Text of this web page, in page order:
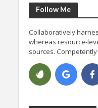
Follow Me
Collaboratively
whereas resource-
sources.